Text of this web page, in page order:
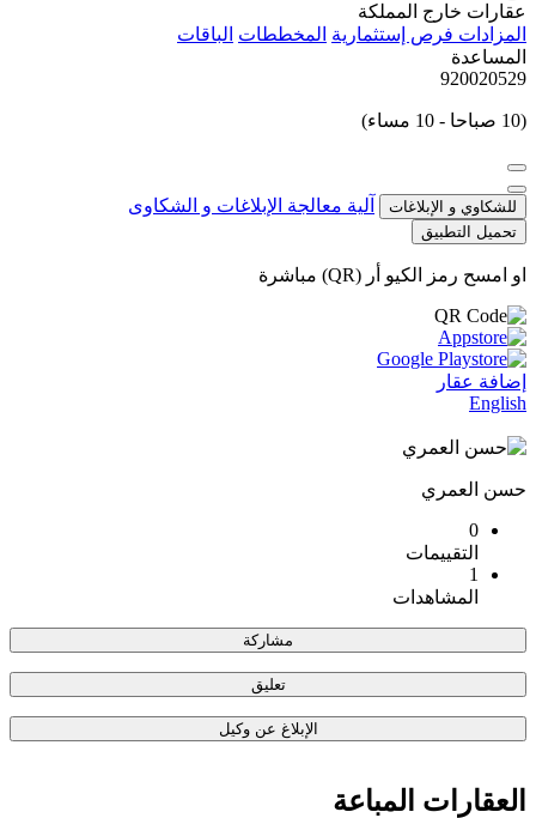
عقارات خارج المملكة
المزادات فرص إستثمارية المخططات الباقات
المساعدة
920020529
(10 صباحا - 10 مساء)
للشكاوي و الإبلاغات آلية معالجة الإبلاغات و الشكاوى
تحميل التطبيق
او امسح رمز الكيو أر (QR) مباشرة
إضافة عقار
English
حسن العمري
0
التقييمات
1
المشاهدات
مشاركة
تعليق
الإبلاغ عن وكيل
العقارات المباعة